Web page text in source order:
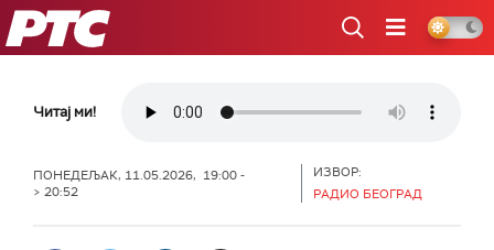
РТС
Читај ми!
ПОНЕДЕЉАК, 11.05.2026, 19:00 -
> 20:52
ИЗВОР:
РАДИО БЕОГРАД